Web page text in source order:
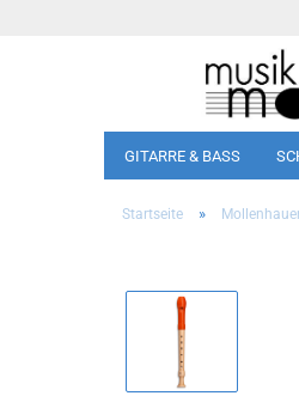
GITARRE & BASS
Startseite »